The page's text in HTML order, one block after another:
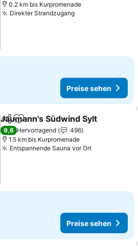
0.2 km bis Kurpromenade
Direkter StrandzugangPreise sehen
Preise sehen
TeilenZu Favoriten hinzufügen
Jaumann's Südwind Sylt
9,6 Hervorragend
496
1.5 km bis Kurpromenade
Entspannende Sauna vor OrtPreise
Preise sehen